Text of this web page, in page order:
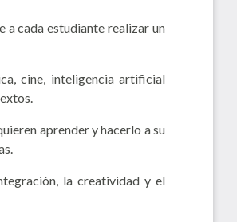
cada estudiante realizar un
cine, inteligencia artificial
aprender y hacerlo a su
la creatividad y el